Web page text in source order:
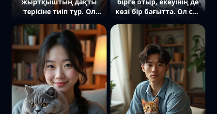
жыртқыштың дақты
терісіне тиіп тұр. Ол
кейіппен қарап тұр, ал
қабылан көзін
сығырайтып алыстан
бақылап тұр. Артында
саванна, жұмсақ кешкі
жарық адам мен
жыртқыш арасындағы
контрастты көрсетеді.
Жақын план.
бірге отыр, екеуінің де
көзі бір бағытта. Ол сәл
алыстан бір нәрсені
қырағы бақылап отыр.
Артында тау тізбегі,
суық жарық мех
құрылымын және қатаң
атмосфераны
айқындайды. Жақын
план.